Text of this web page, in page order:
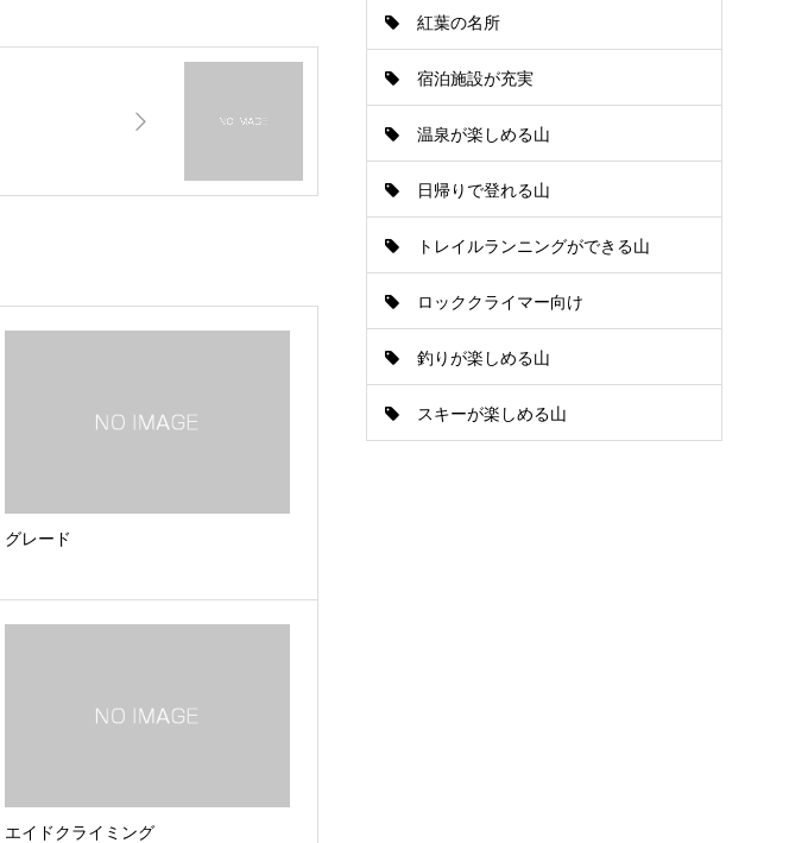
グレード
エイドクライミング
紅葉の名所
宿泊施設が充実
温泉が楽しめる山
日帰りで登れる山
トレイルランニングができる山
ロッククライマー向け
釣りが楽しめる山
スキーが楽しめる山